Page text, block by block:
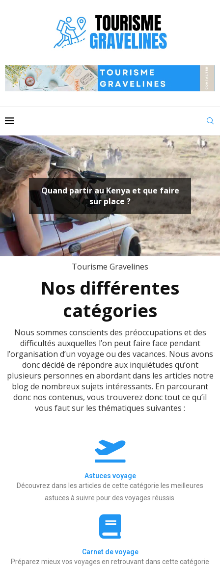
au Kenya et que faire
place ?
Où se
Tourisme Gravelines
Nos différentes
catégories
Nous sommes conscients des préoccupations et des
difficultés auxquelles l’on peut faire face pendant
l’organisation d’un voyage ou des vacances. Nous avons
donc décidé de répondre aux inquiétudes qu’ont
plusieurs personnes en abordant dans les articles notre
blog de nombreux sujets intéressants. En parcourant
donc nos contenus, vous trouverez donc tout ce qu’il
vous faut sur les thématiques suivantes :
Astuces voyage
Découvrez dans les articles de cette catégorie les meilleures
astuces à suivre pour des voyages réussis.
Carnet de voyage
Préparez mieux vos voyages en retrouvant dans cette catégorie